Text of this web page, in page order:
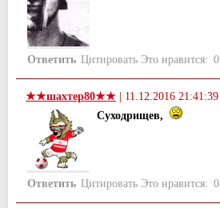
Ответить Цитировать Это нравится: 0
★★шахтер80★★ 11.12.2016 21:41:39
Суходрищев,
Ответить Цитировать Это нравится: 0